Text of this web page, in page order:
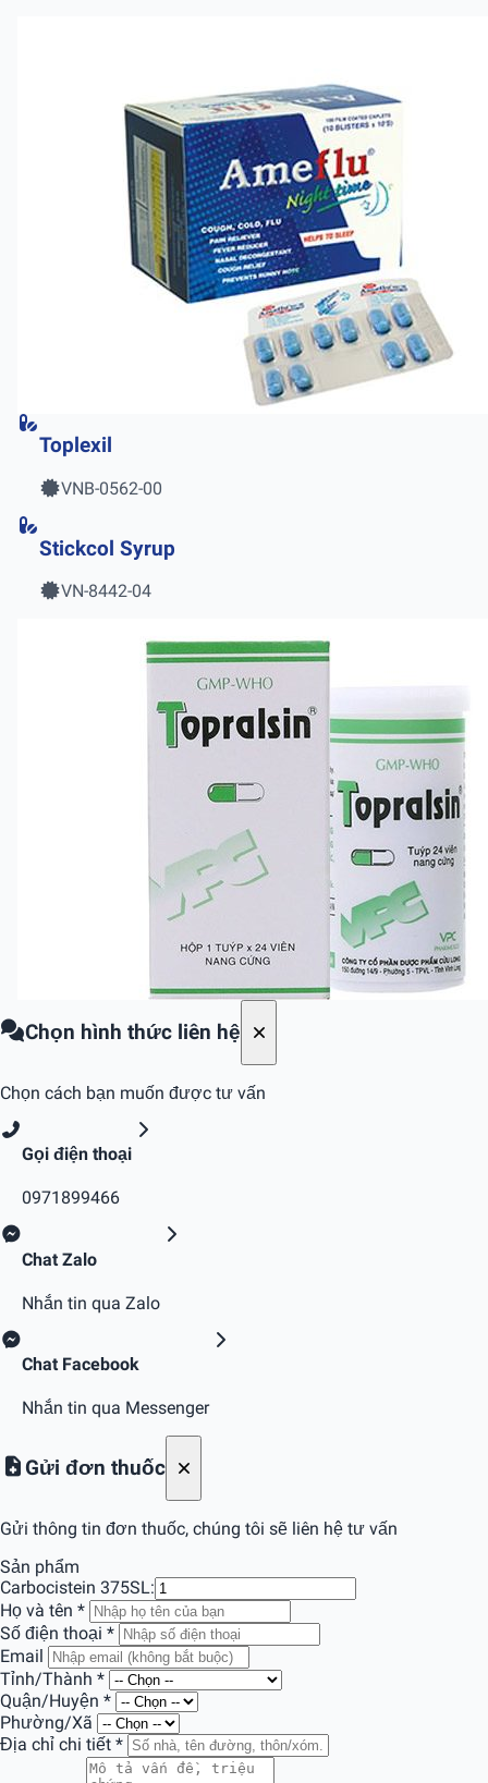
Toplexil
VNB-0562-00
Stickcol Syrup
VN-8442-04
Chọn hình thức liên hệ
Chọn cách bạn muốn được tư vấn
Gọi điện thoại
0971899466
Chat Zalo
Nhắn tin qua Zalo
Chat Facebook
Nhắn tin qua Messenger
Gửi đơn thuốc
Gửi thông tin đơn thuốc, chúng tôi sẽ liên hệ tư vấn
Sản phẩm
Carbocistein 375SL:
Họ và tên *
Số điện thoại *
Email
Tỉnh/Thành *
Quận/Huyện *
Phường/Xã
Địa chỉ chi tiết *